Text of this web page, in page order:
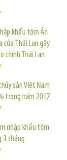
khẩu tôm Ấn
của Thái Lan gây
chính Thái Lan
sản Việt Nam
trong năm 2017
nhập khẩu tôm
3 tháng